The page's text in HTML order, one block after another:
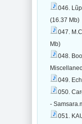
046.
(16.37 Mb)
047.
Mb)
048.
049.
050.
-
051.